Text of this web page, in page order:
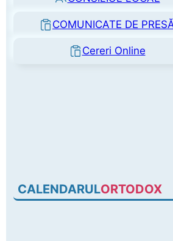
COMUNICATE DE
Cereri Online
CALENDARULORTODOX